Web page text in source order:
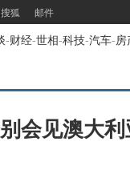
狐 邮件
-财经-世相-科技-汽车-房
会见澳大